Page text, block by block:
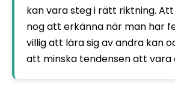
kan vara steg i rätt riktning.
nog att erkänna när man har
villig att lära sig av andra kan
att minska tendensen att vara